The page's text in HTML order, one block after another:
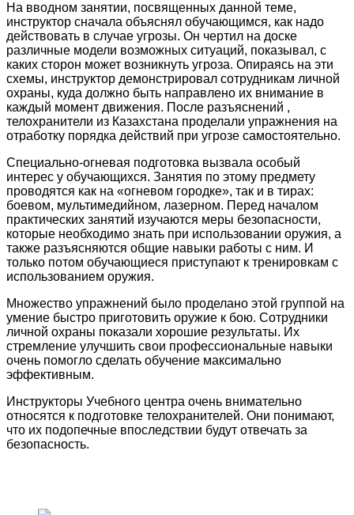
На вводном занятии, посвященных данной теме,
инструктор сначала объяснял обучающимся, как надо
действовать в случае угрозы. Он чертил на доске
различные модели возможных ситуаций, показывал, с
каких сторон может возникнуть угроза. Опираясь на эти
схемы, инструктор демонстрировал сотрудникам личной
охраны, куда должно быть направлено их внимание в
каждый момент движения. После разъяснений ,
телохранители из Казахстана проделали упражнения на
отработку порядка действий при угрозе самостоятельно.
Специально-огневая подготовка вызвала особый
интерес у обучающихся. Занятия по этому предмету
проводятся как на «огневом городке», так и в тирах:
боевом, мультимедийном, лазерном. Перед началом
практических занятий изучаются меры безопасности,
которые необходимо знать при использовании оружия, а
также разъясняются общие навыки работы с ним. И
только потом обучающиеся приступают к тренировкам с
использованием оружия.
Множество упражнений было проделано этой группой на
умение быстро приготовить оружие к бою. Сотрудники
личной охраны показали хорошие результаты. Их
стремление улучшить свои профессиональные навыки
очень помогло сделать обучение максимально
эффективным.
Инструкторы Учебного центра очень внимательно
относятся к подготовке телохранителей. Они понимают,
что их подопечные впоследствии будут отвечать за
безопасность.